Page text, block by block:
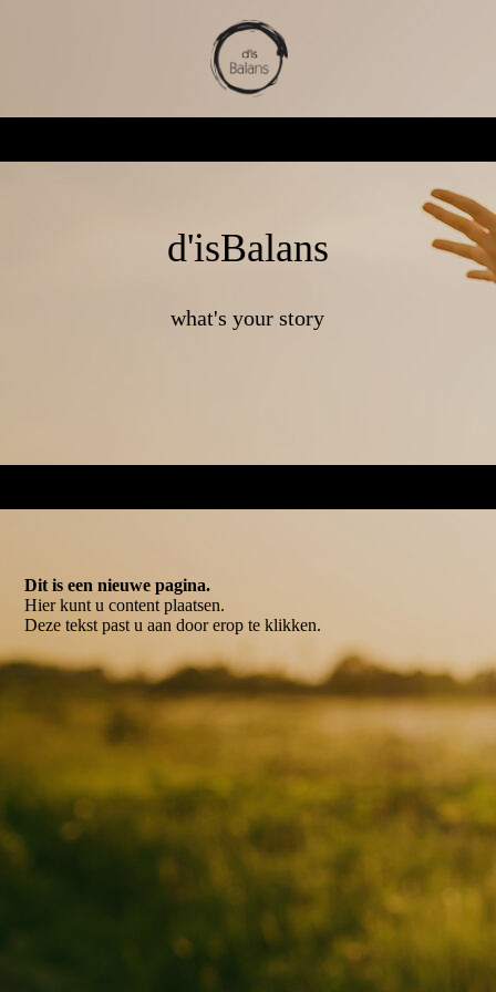
d'isBalans
what's your story
Dit is een nieuwe pagina.
Hier kunt u content plaatsen.
Deze tekst past u aan door erop te klikken.